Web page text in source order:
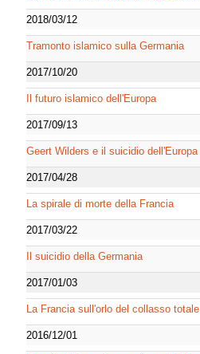
2018/03/12
Tramonto islamico sulla Germania
2017/10/20
Il futuro islamico dell'Europa
2017/09/13
Geert Wilders e il suicidio dell'Europa
2017/04/28
La spirale di morte della Francia
2017/03/22
Il suicidio della Germania
2017/01/03
La Francia sull'orlo del collasso totale
2016/12/01